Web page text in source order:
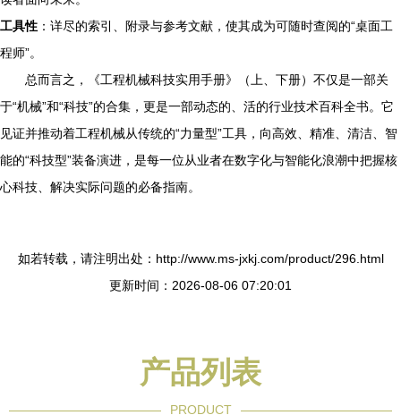
工具性 ：详尽的索引、附录与参考文献，使其成为可随时查阅的“桌面工
程师”。
总而言之，《工程机械科技实用手册》（上、下册）不仅是一部关
于“机械”和“科技”的合集，更是一部动态的、活的行业技术百科全书。它
见证并推动着工程机械从传统的“力量型”工具，向高效、精准、清洁、智
能的“科技型”装备演进，是每一位从业者在数字化与智能化浪潮中把握核
心科技、解决实际问题的必备指南。
如若转载，请注明出处：http://www.ms-jxkj.com/product/296.html
更新时间：2026-08-06 07:20:01
产品列表
PRODUCT